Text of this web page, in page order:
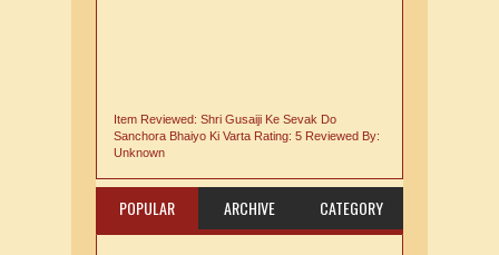
Item Reviewed: Shri Gusaiji Ke Sevak Do
Sanchora Bhaiyo Ki Varta Rating: 5 Reviewed By:
Unknown
POPULAR ARCHIVE CATEGORY